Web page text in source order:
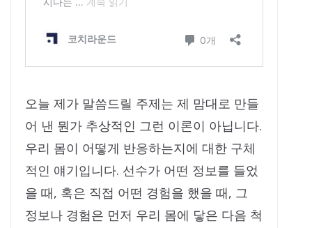
오늘 제가 말씀드릴 주제는 제 맘대로 만들
어 낸 뭔가 추상적인 그런 이론이 아닙니다.
우리 몸이 어떻게 반응하는지에 대한 구체
적인 얘기입니다. 선수가 어떤 정보를 들었
을 때, 혹은 직접 어떤 경험을 했을 때, 그
정보나 경험은 먼저 우리 몸에 닿은 다음 척